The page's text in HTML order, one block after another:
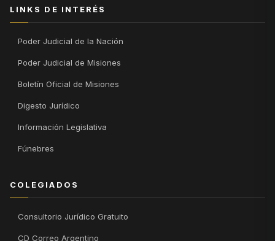
LINKS DE INTERÉS
Poder Judicial de la Nación
Poder Judicial de Misiones
Boletín Oficial de Misiones
Digesto Jurídico
Información Legislativa
Fúnebres
COLEGIADOS
Consultorio Jurídico Gratuito
CD Correo Argentino